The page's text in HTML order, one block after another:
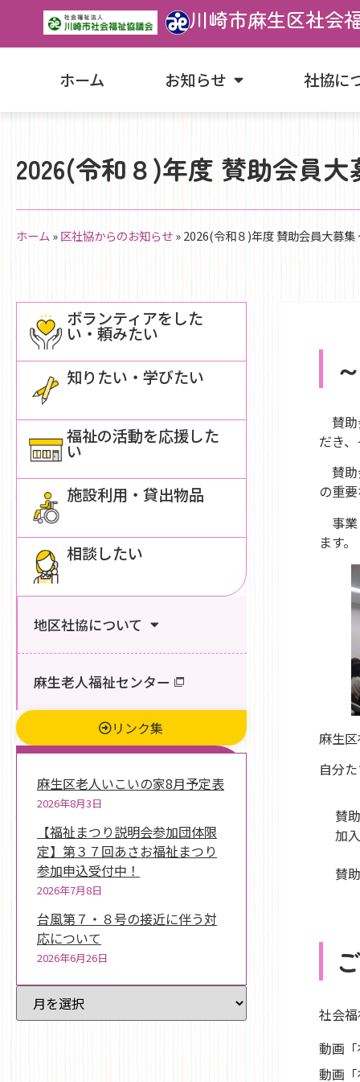
川崎市麻生区社会
ホーム お知らせ 社協に
2026(令和８)年度 賛助会員
ホーム »区社協からのお知らせ»2026(令和８)年度 賛助会員大募
ボランティアをした
い・頼みたい
知りたい・学びたい
福祉の活動を応援した
い
施設利用・貸出物品
相談したい
地区社協について
麻生老人福祉センター
リンク集
新着情報
麻生区老人いこいの家8月予定表
2026年8月3日
【福祉まつり説明会参加団体限
定】第３７回あさお福祉まつり
参加申込受付中！
2026年7月8日
台風第７・８号の接近に伴う対
応について
2026年6月26日
過去記事一覧
賛助
だき
賛助
の重
事業
ます。
麻生
自分
賛
加
賛
社会
動画
動画